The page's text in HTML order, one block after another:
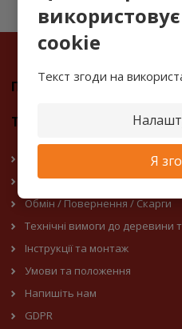
cookie
Текст згоди на
Я
Поради та підказки
Терасна дошка Vencl
Чому варто купувати у нас?
Доставка та оплата
Обмін / Повернення / Скарги
Технічні вимоги до деревини
Інструкції та монтаж
Умови та положення
Напишіть нам
GDPR